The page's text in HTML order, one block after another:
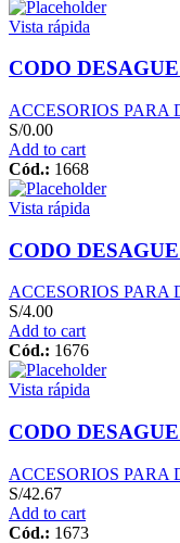
Vista rápida
CODO
ACCESORIOS PARA
S/0.00
Add to cart
Cód.: 1668
Vista rápida
CODO
ACCESORIOS PARA
S/4.00
Add to cart
Cód.: 1676
Vista rápida
CODO
ACCESORIOS PARA
S/42.67
Add to cart
Cód.: 1673